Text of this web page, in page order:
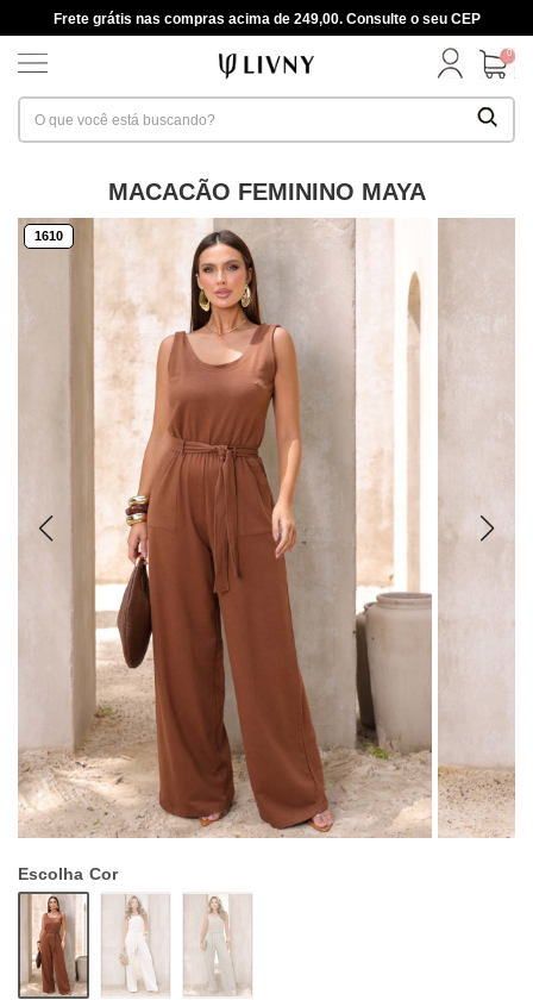
Frete grátis nas compras acima de 249,00. Consulte o seu CEP
0
MACACÃO FEMININO MAYA
1610
Escolha Cor